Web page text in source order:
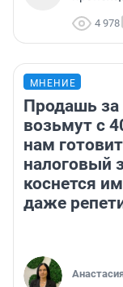
4 978
МНЕНИЕ
Продашь за
возьмут с
нам
налоговый
коснется
даже